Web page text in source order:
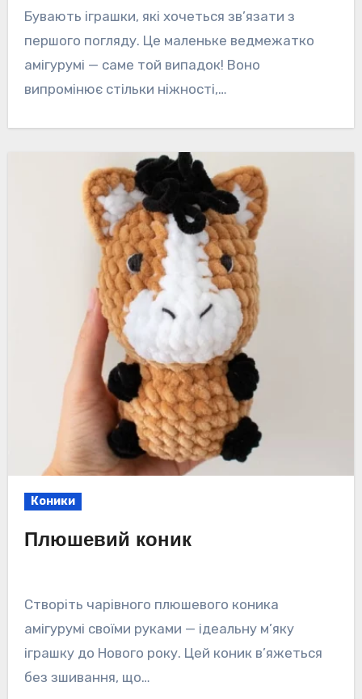
Бувають іграшки, які хочеться зв’язати з
першого погляду. Це маленьке ведмежатко
амігурумі — саме той випадок! Воно
випромінює стільки ніжності,…
Коники
Плюшевий коник
Створіть чарівного плюшевого коника
амігурумі своїми руками — ідеальну м’яку
іграшку до Нового року. Цей коник в’яжеться
без зшивання, що…